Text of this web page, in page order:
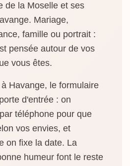
de la Moselle et ses
Mariage,
famille ou portrait :
pensée autour de vos
vous êtes.
Havange, le formulaire
d'entrée : on
téléphone pour que
vos envies, et
on fixe la date. La
humeur font le reste